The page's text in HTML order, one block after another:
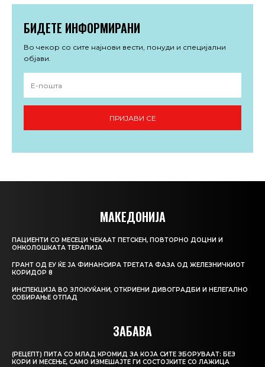
БИДЕТЕ ИНФОРМИРАНИ
Во чекор со сите најнови вести, понуди и специјални
објави.
ПРИЈАВИ СЕ
МАКЕДОНИЈА
ПАЦИЕНТИ СО МЕСЕЦИ ЧЕКААТ ПЕТСКЕН, ПОВТОРНО ДОЦНИ И
ОНКОЛОШКАТА ТЕРАПИЈА
ГРАНТ ОД ЕУ ЌЕ ЈА ФИНАНСИРА ТРЕТАТА ФАЗА ОД ЖЕЛЕЗНИЧКИОТ
КОРИДОР 8
ИНСПЕКЦИЈА ВО ЗЛОКУЌАНИ, ОТКРИЕНИ ДИВОГРАДБИ И НЕЛЕГАЛНО
СОБИРАЊЕ ОТПАД
ЗАБАВА
(РЕЦЕПТ) ПИТА СО МЛАД КРОМИД ЗА КОЈА СИТЕ ЗБОРУВААТ: БЕЗ
КОРИ И МЕСЕЊЕ, САМО ИЗМЕШАЈТЕ ГИ СОСТОЈКИТЕ СО ЛАЖИЦА